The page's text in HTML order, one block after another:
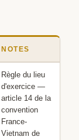
NOTES
Règle du lieu
d'exercice —
article 14 de la
convention
France-
Vietnam de